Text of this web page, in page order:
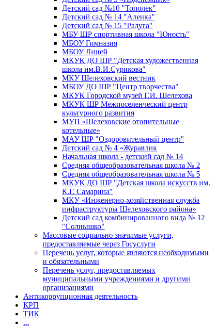
Детский сад №10 "Тополек"
Детский сад № 14 "Аленка"
Детский сад № 15 "Радуга"
МБУ ШР спортивная школа "Юность"
МБОУ Гимназия
МБОУ Лицей
МКУК ДО ШР "Детская художественная
школа им.В.И.Сурикова"
МКУ Шелеховский вестник
МБОУ ДО ШР "Центр творчества"
МКУК Городской музей Г.И. Шелехова
МКУК ШР Межпоселенческий центр
культурного развития
МУП «Шелеховские отопительные
котельные»
МАУ ШР "Оздоровительный центр"
Детский сад № 4 «Журавлик
Начальная школа - детский сад № 14
Средняя общеобразовательная школа № 2
Средняя общеобразовательная школа № 5
МКУК ДО ШР "Детская школа искусств им.
К.Г. Самарина"
МКУ «Инженерно-хозяйственная служба
инфраструктуры Шелеховского района»
Детский сад комбинированного вида № 12
"Солнышко"
Массовые социально значимые услуги,
предоставляемые через Госуслуги
Перечень услуг, которые являются необходимыми
и обязательными
Перечень услуг, предоставляемых
муниципальными учреждениями и другими
организациями
Антикоррупционная деятельность
КРП
ТИК
...